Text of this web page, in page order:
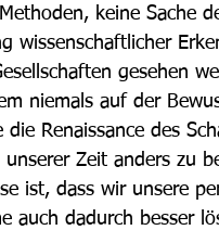
keine Sache
wissenschaftlicher
gesehen
niemals auf der
Renaissance des
Zeit anders zu
ist, dass wir unsere
auch dadurch besser